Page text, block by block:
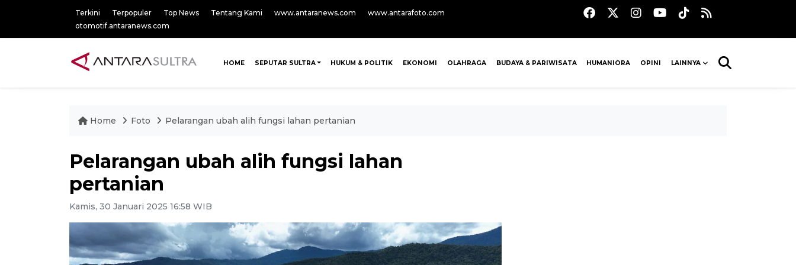
Terkini Terpopuler Top News Tentang Kami www.antaranews.com
www.antarafoto.com
otomotif.antaranews.com
HOME SEPUTAR SULTRA HUKUM & POLITIK EKONOMI OLAHRAGA BUDAYA & PARIWISATA HUMANIORA OPINI LAINNYA
Home Foto Pelarangan ubah alih fungsi lahan pertanian
Pelarangan ubah alih fungsi lahan
pertanian
Kamis, 30 Januari 2025 16:58 WIB